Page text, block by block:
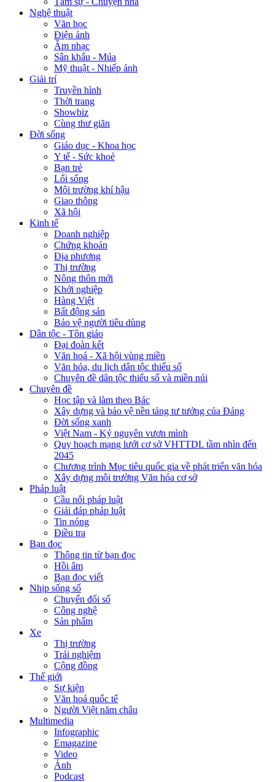
Nghệ thuật
Văn học
Điện ảnh
Âm nhạc
Sân khấu - Múa
Mỹ thuật - Nhiếp ảnh
Giải trí
Truyền hình
Thời trang
Showbiz
Cùng thư giãn
Đời sống
Giáo dục - Khoa học
Y tế - Sức khoẻ
Bạn trẻ
Lối sống
Môi trường khí hậu
Giao thông
Xã hội
Kinh tế
Doanh nghiệp
Chứng khoán
Địa phương
Thị trường
Nông thôn mới
Khởi nghiệp
Hàng Việt
Bất động sản
Bảo vệ người tiêu dùng
Dân tộc - Tôn giáo
Đại đoàn kết
Văn hoá - Xã hội vùng miền
Văn hóa, du lịch dân tộc thiểu số
Chuyên đề dân tộc thiểu số và miền núi
Chuyên đề
Học tập và làm theo Bác
Xây dựng và bảo vệ nền tảng tư tưởng của Đảng
Đời sống xanh
Việt Nam - Kỷ nguyên vươn mình
Quy hoạch mạng lưới cơ sở VHTTDL tầm nhìn đến
2045
Chương trình Mục tiêu quốc gia về phát triển văn hóa
Xây dựng môi trường Văn hóa cơ sở
Pháp luật
Cầu nối pháp luật
Giải đáp pháp luật
Tin nóng
Điều tra
Bạn đọc
Thông tin từ bạn đọc
Hồi âm
Bạn đọc viết
Nhịp sống số
Chuyển đổi số
Công nghệ
Sản phẩm
Xe
Thị trường
Trải nghiệm
Cộng đồng
Thế giới
Sự kiện
Văn hoá quốc tế
Người Việt năm châu
Multimedia
Infographic
Emagazine
Video
Ảnh
Podcast